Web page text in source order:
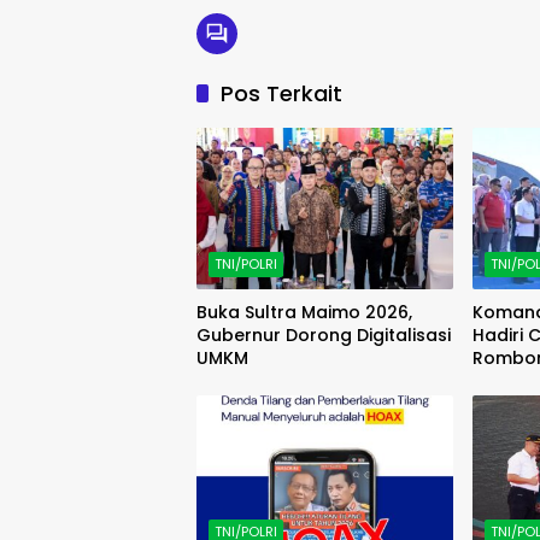
Pos Terkait
TNI/POLRI
Buka Sultra Maimo 2026,
Gubernur Dorong Digitalisasi
UMKM
TNI/
Hadiri
TNI/POLRI TNI/